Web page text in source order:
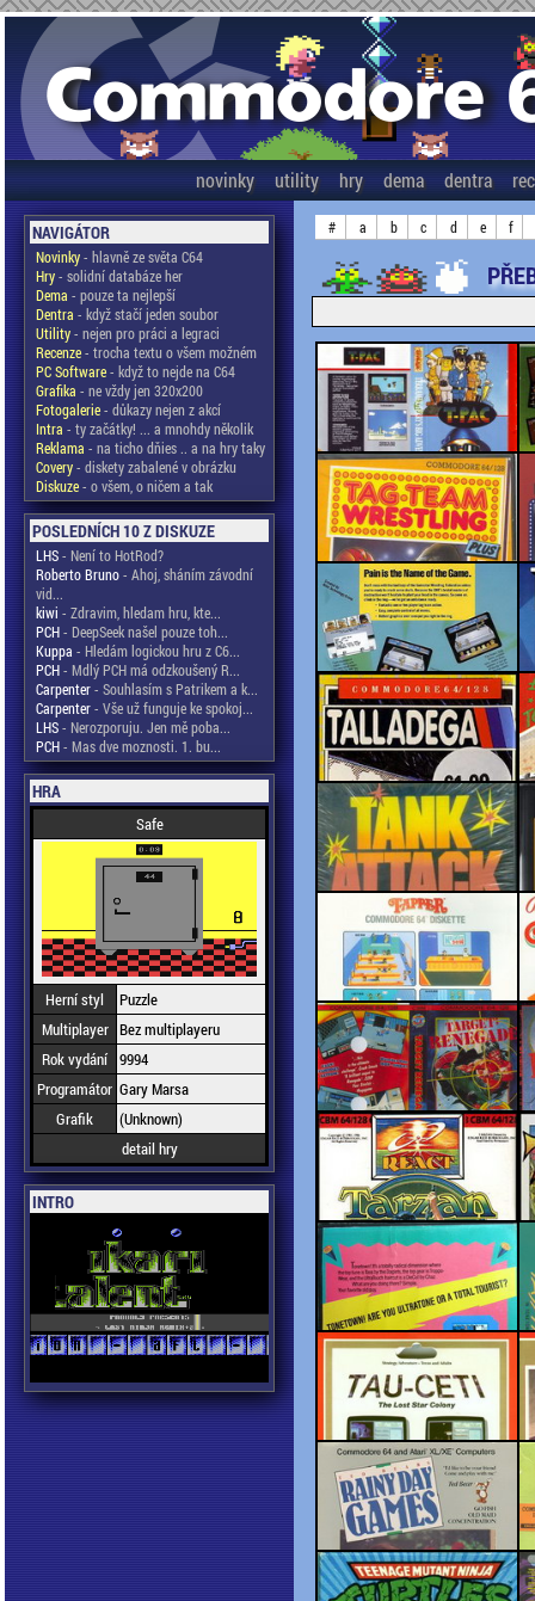
novinky utility hry dema dentra
NAVIGÁTOR
Novinky- hlavně ze světa C64
Hry- solidní databáze her
Dema - pouze ta nejlepší
Dentra - když stačí jeden soubor
Utility- nejen pro práci a legraci
Recenze- trocha textu o všem možném
PC Software- když to nejde na C64
Grafika - ne vždy jen 320x200
Fotogalerie- důkazy nejen z akcí
Intra - ty začátky! ... a mnohdy několik
Reklama - na ticho dňies .. a na hry taky
Covery- diskety zabalené v obrázku
Diskuze- o všem, o ničem a tak
POSLEDNÍCH 10 Z DISKUZE
LHS- Není to HotRod?
Roberto Bruno- Ahoj, sháním závodní
vid...
kiwi - Zdravim, hledam hru, kte...
PCH- DeepSeek našel pouze toh...
Kuppa - Hledám logickou hru z C6...
PCH- Mdlý PCH má odzkoušený R...
Carpenter- Souhlasím s Patrikem a k...
Carpenter- Vše už funguje ke spokoj...
LHS- Nerozporuju. Jen mě poba...
PCH- Mas dve moznosti. 1. bu...
HRA
Safe
Herní styl
Puzzle
Multiplayer Bez multiplayeru
Rok vydání 9994
Programátor Gary Marsa
Grafik
(Unknown)
detail hry
INTRO
# a b c d e f